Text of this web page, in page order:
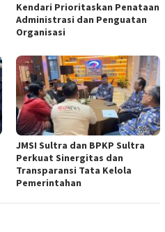
Kendari Prioritaskan Penataan
Administrasi dan Penguatan
Organisasi
JMSI Sultra dan BPKP Sultra
Perkuat Sinergitas dan
Transparansi Tata Kelola
Pemerintahan